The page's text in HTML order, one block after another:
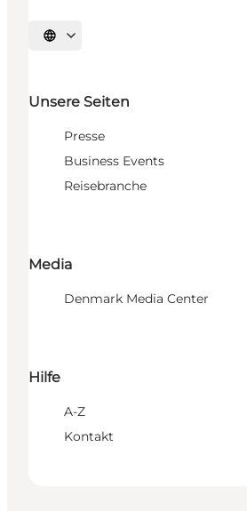
Sprache auswählen
Unsere Seiten
Presse
Business Events
Reisebranche
Media
Denmark Media Center
Hilfe
A-Z
Kontakt